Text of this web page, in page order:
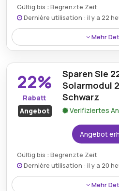
Gültig bis : Begrenzte Zeit
Dernière utilisation : il y a 22
Mehr
Profitieren Sie von einem
Flachdach- oder
Installationsmöglichkeiten
22%
Rabatt
Angebot
Sparen Sie
Solarmodul
Schwarz
Verifiziertes
Angebot
Gültig bis : Begrenzte Zeit
Dernière utilisation : il y a 20
Mehr